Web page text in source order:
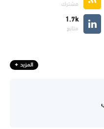
مشترك
1.7k
متابع
المزيد